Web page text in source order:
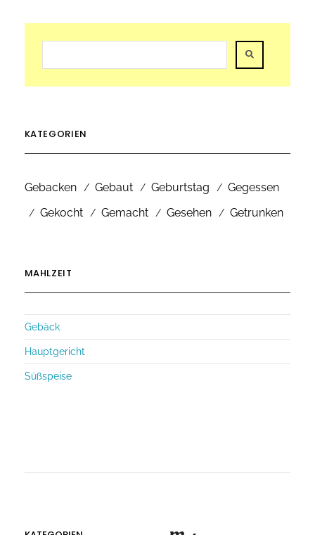
KATEGORIEN
Gebacken Gebaut Geburtstag
Gegessen
Gekocht
Gemacht Gesehen Getrunken
MAHLZEIT
Gebäck
Hauptgericht
Süßspeise